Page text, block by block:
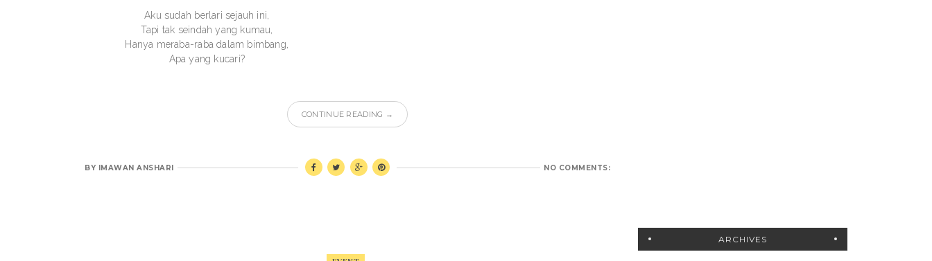
Aku sudah berlari sejauh ini,
Tapi tak seindah yang kumau,
Hanya meraba-raba dalam bimbang,
Apa yang kucari?
CONTINUE READING →
NO COMMENTS:
BY IMAWAN ANSHARI
ARCHIVES